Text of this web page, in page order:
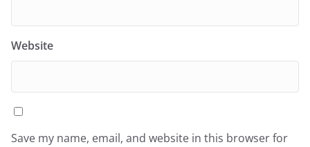
Website
Save my name, email, and website in this browser for